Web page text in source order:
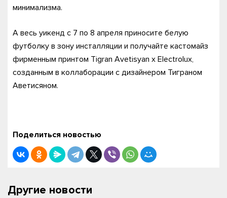
минимализма.
А весь уикенд с 7 по 8 апреля приносите белую
футболку в зону инсталляции и получайте кастомайз
фирменным принтом Tigran Avetisyan x Electrolux,
созданным в коллаборации с дизайнером Тиграном
Аветисяном.
Поделиться новостью
Другие новости